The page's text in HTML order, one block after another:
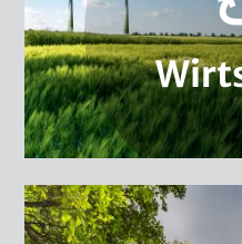
Innovation &
Strukturwandel &
Nachhaltiger Konsum
Green Entrepreneurship
Wirtschaft
Nachhaltige Finanzsysteme